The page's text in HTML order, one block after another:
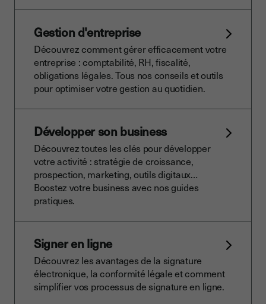
Gestion d'entreprise
Découvrez comment gérer efficacement votre
entreprise : comptabilité, RH, fiscalité,
obligations légales. Tous nos conseils et outils
pour optimiser votre gestion au quotidien.
Développer son business
Découvrez toutes les clés pour développer
votre activité : stratégie de croissance,
prospection, marketing, outils digitaux…
Boostez votre business avec nos guides
pratiques.
Signer en ligne
Découvrez les avantages de la signature
électronique, la conformité légale et comment
simplifier vos processus de signature en ligne.